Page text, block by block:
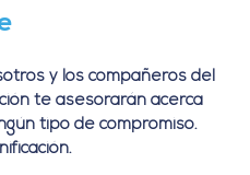
y los compañeros del
te asesorarán acerca
tipo de compromiso.